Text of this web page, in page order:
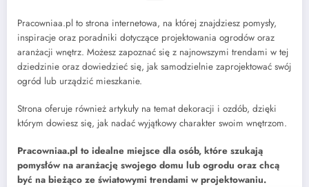
Pracowniaa.pl to strona internetowa, na której znajdziesz pomysły,
inspiracje oraz poradniki dotyczące projektowania ogrodów oraz
aranżacji wnętrz. Możesz zapoznać się z najnowszymi trendami w tej
dziedzinie oraz dowiedzieć się, jak samodzielnie zaprojektować swój
ogród lub urządzić mieszkanie.
Strona oferuje również artykuły na temat dekoracji i ozdób, dzięki
którym dowiesz się, jak nadać wyjątkowy charakter swoim wnętrzom.
Pracowniaa.pl to idealne miejsce dla osób, które szukają
pomysłów na aranżację swojego domu lub ogrodu oraz chcą
być na bieżąco ze światowymi trendami w projektowaniu.